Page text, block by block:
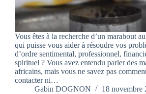
Vous êtes à la recherche d’un marabout
qui puisse vous aider à résoudre vos
d’ordre sentimental, professionnel,
spirituel ? Vous avez entendu parler des
africains, mais vous ne savez pas
contacter ni…
Gabin DOGNON
18 novembre